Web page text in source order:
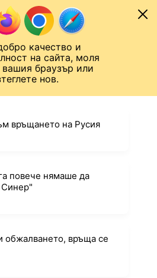
качество и
на сайта, моля
вашия браузър или
нов.
връщането на Русия
повече нямаше да
Синер"
обжалването, връща се